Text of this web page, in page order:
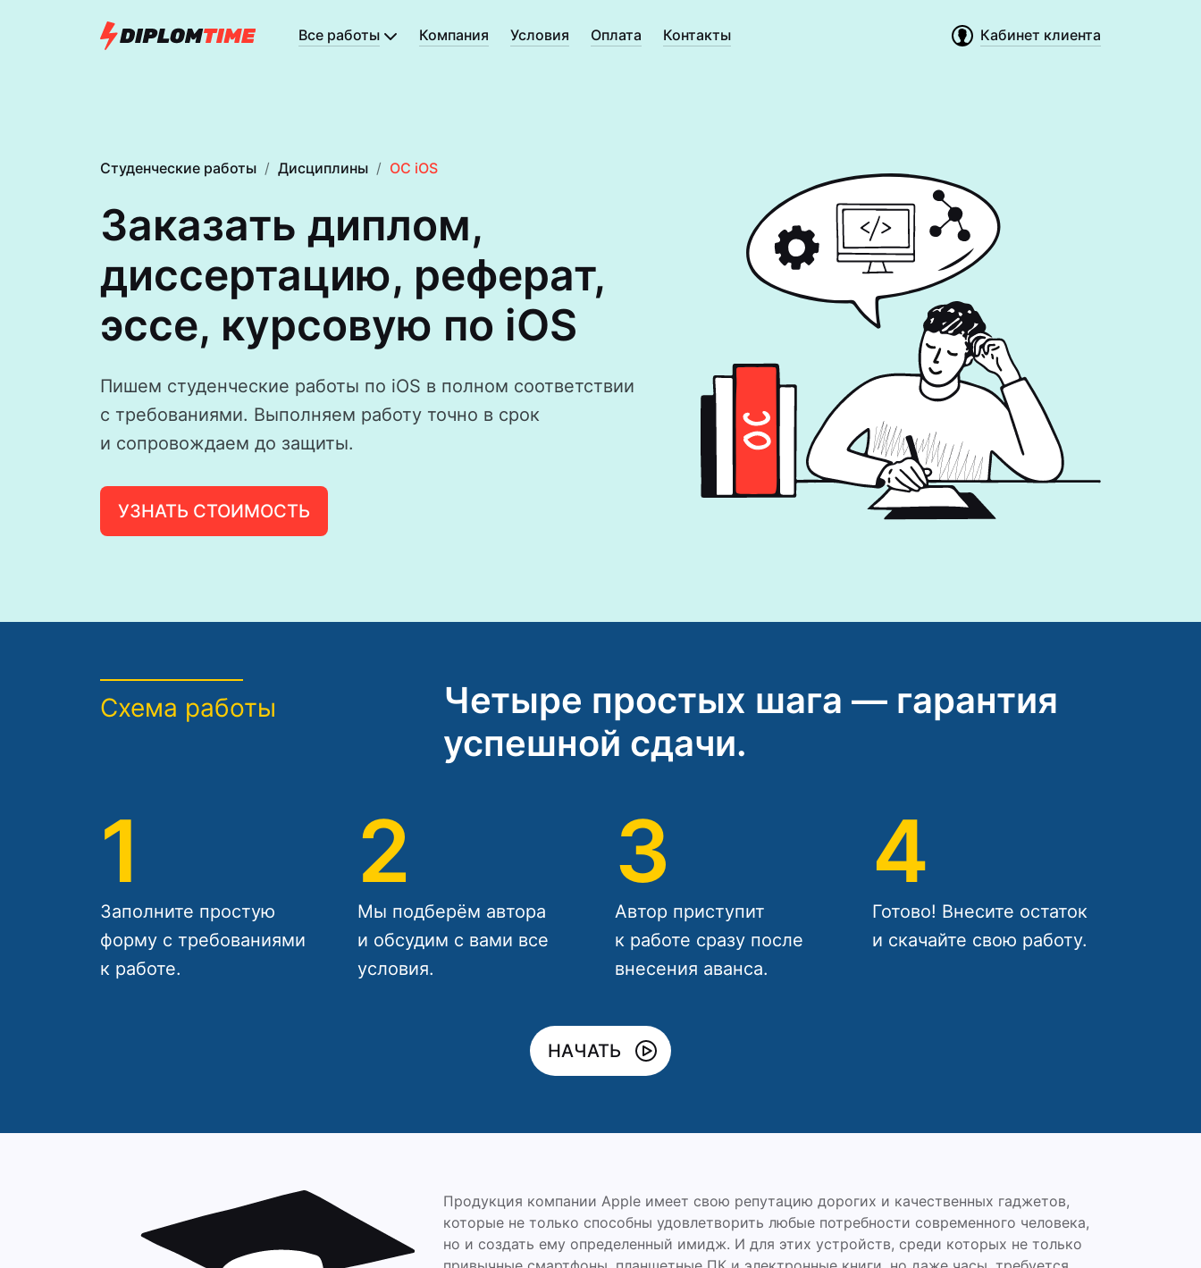
Все работы Компания Условия Оплата Контакты Кабинет клиента
Студенческие работы Дисциплины ОС iOS
Заказать диплом,
диссертацию, реферат,
эссе, курсовую по iOS
Пишем студенческие работы по iOS в полном соответствии
с требованиями. Выполняем работу точно в срок
и сопровождаем до защиты.
УЗНАТЬ СТОИМОСТЬ
Схема работы
Четыре простых шага — гарантия
успешной сдачи.
1
Заполните простую
форму с требованиями
к работе.
2
Мы подберём автора
и обсудим с вами все
условия.
3
Автор приступит
к работе сразу после
внесения аванса.
4
Готово! Внесите остаток
и скачайте свою работу.
НАЧАТЬ
Продукция компании Apple имеет свою репутацию дорогих и качественных гаджетов,
которые не только способны удовлетворить любые потребности современного человека,
но и создать ему определенный имидж. И для этих устройств, среди которых не только